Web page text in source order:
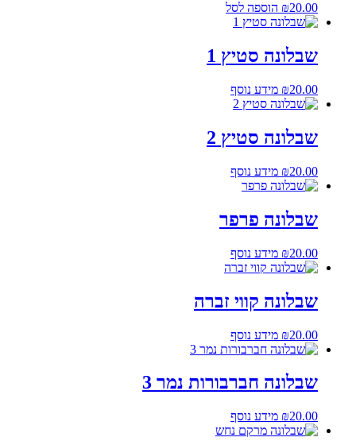
₪20.00 הוספה לסל
שבלונה סטיץ 1
₪20.00 מידע נוסף
שבלונה סטיץ 2
₪20.00 מידע נוסף
שבלונה פרפר
₪20.00 מידע נוסף
שבלונה קווי זברה
₪20.00 מידע נוסף
שבלונה חברבורות נמר 3
₪20.00 מידע נוסף